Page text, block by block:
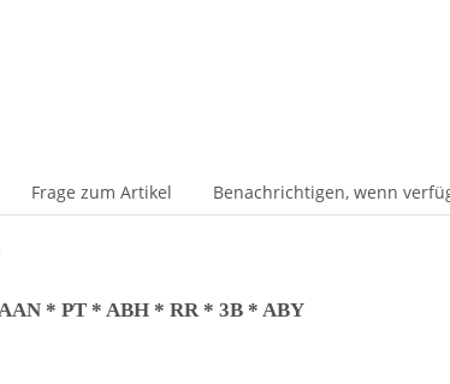
Frage zum Artikel Benachrichtigen, wenn
* PT * ABH * RR * 3B * ABY